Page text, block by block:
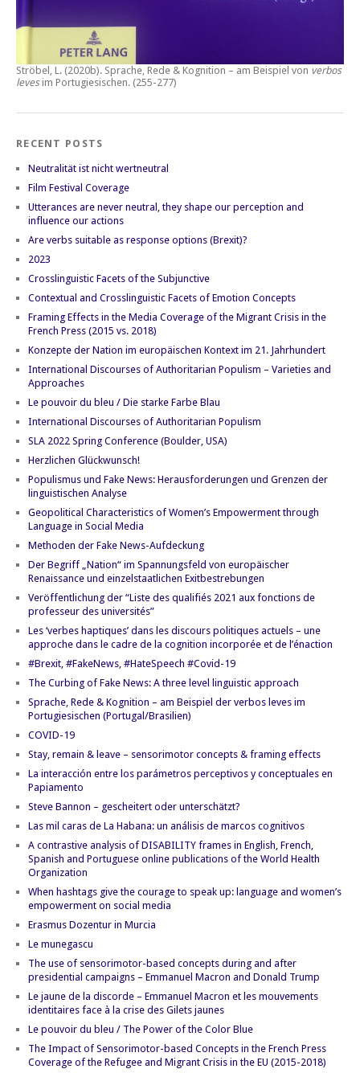
Ströbel, L. (2020b). Sprache, Rede & Kognition – am Beispiel von verbos
levesim Portugiesischen. (255-277)
RECENT POSTS
Neutralität ist nicht wertneutral
Film Festival Coverage
Utterances are never neutral, they shape our perception and
influence our actions
Are verbs suitable as response options (Brexit)?
2023
Crosslinguistic Facets of the Subjunctive
Contextual and Crosslinguistic Facets of Emotion Concepts
Framing Effects in the Media Coverage of the Migrant Crisis in the
French Press (2015 vs. 2018)
Konzepte der Nation im europäischen Kontext im 21. Jahrhundert
International Discourses of Authoritarian Populism – Varieties and
Approaches
Le pouvoir du bleu / Die starke Farbe Blau
International Discourses of Authoritarian Populism
SLA 2022 Spring Conference (Boulder, USA)
Herzlichen Glückwunsch!
Populismus und Fake News: Herausforderungen und Grenzen der
linguistischen Analyse
Geopolitical Characteristics of Women’s Empowerment through
Language in Social Media
Methoden der Fake News-Aufdeckung
Der Begriff „Nation“ im Spannungsfeld von europäischer
Renaissance und einzelstaatlichen Exitbestrebungen
Veröffentlichung der “Liste des qualifiés 2021 aux fonctions de
professeur des universités”
Les ‘verbes haptiques’ dans les discours politiques actuels – une
approche dans le cadre de la cognition incorporée et de l’énaction
#Brexit, #FakeNews, #HateSpeech #Covid-19
The Curbing of Fake News: A three level linguistic approach
Sprache, Rede & Kognition – am Beispiel der verbos leves im
Portugiesischen (Portugal/Brasilien)
COVID-19
Stay, remain & leave – sensorimotor concepts & framing effects
La interacción entre los parámetros perceptivos y conceptuales en
Papiamento
Steve Bannon – gescheitert oder unterschätzt?
Las mil caras de La Habana: un análisis de marcos cognitivos
A contrastive analysis of DISABILITY frames in English, French,
Spanish and Portuguese online publications of the World Health
Organization
When hashtags give the courage to speak up: language and women’s
empowerment on social media
Erasmus Dozentur in Murcia
Le munegascu
The use of sensorimotor-based concepts during and after
presidential campaigns – Emmanuel Macron and Donald Trump
Le jaune de la discorde – Emmanuel Macron et les mouvements
identitaires face à la crise des Gilets jaunes
Le pouvoir du bleu / The Power of the Color Blue
The Impact of Sensorimotor-based Concepts in the French Press
Coverage of the Refugee and Migrant Crisis in the EU (2015-2018)